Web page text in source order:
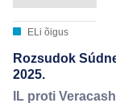
ELi õigus
Rozsudok
2025.
IL proti